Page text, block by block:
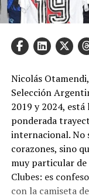
Nicolás
Selección
2019 y 2024,
ponderada
internacional. No
corazones, sino
muy particular
Clubes: es
con la camiseta